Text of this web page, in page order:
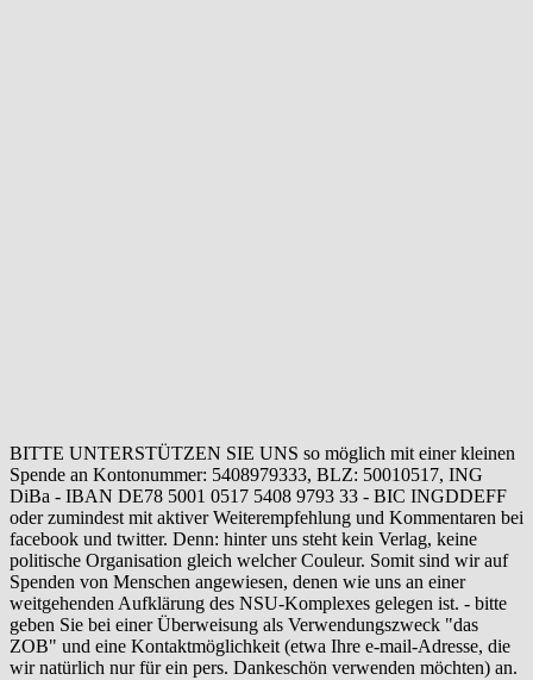
BITTE UNTERSTÜTZEN SIE UNS so möglich mit einer kleinen
Spende an Kontonummer: 5408979333, BLZ: 50010517, ING
DiBa - IBAN DE78 5001 0517 5408 9793 33 - BIC INGDDEFF
oder zumindest mit aktiver Weiterempfehlung und Kommentaren bei
facebook und twitter. Denn: hinter uns steht kein Verlag, keine
politische Organisation gleich welcher Couleur. Somit sind wir auf
Spenden von Menschen angewiesen, denen wie uns an einer
weitgehenden Aufklärung des NSU-Komplexes gelegen ist. - bitte
geben Sie bei einer Überweisung als Verwendungszweck "das
ZOB" und eine Kontaktmöglichkeit (etwa Ihre e-mail-Adresse, die
wir natürlich nur für ein pers. Dankeschön verwenden möchten) an.